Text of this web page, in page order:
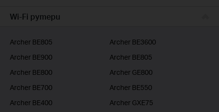
Бизнес решения
Wi-Fi рутери
Archer BE805
Archer BE3600
Archer BE900
Archer BE805
Archer BE800
Archer GE800
Archer BE700
Archer BE550
Archer BE400
Archer GXE75